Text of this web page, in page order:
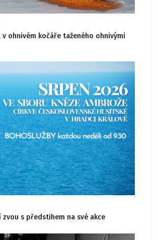
v ohnivém kočáře taženého ohnivými
zvou s předstihem na své akce